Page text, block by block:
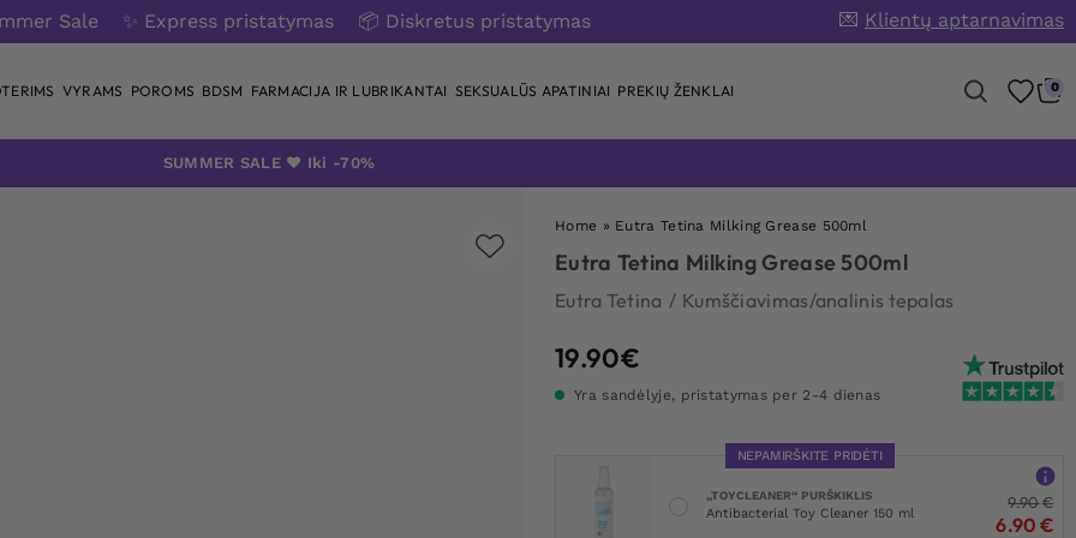
Sale ✨ Express pristatymas 📦 Diskretus pristatymas 💌 Klientų aptarnavimas
VYRAMS POROMS BDSM FARMACIJA IR LUBRIKANTAI SEKSUALŪS APATINIAI PREKIŲ ŽENKLAI 0
SUMMER SALE ❤️ Iki -70%
Home » Eutra Tetina Milking Grease 500ml
Eutra Tetina Milking Grease 500ml
Eutra Tetina / Kumščiavimas/analinis tepalas
19.90€
Yra sandėlyje, pristatymas per 2-4 dienas
NEPAMIRŠKITE PRIDĖTI
„TOYCLEANER“ PURŠKIKLIS
Antibacterial Toy Cleaner 150 ml
9.90€
6.90 €